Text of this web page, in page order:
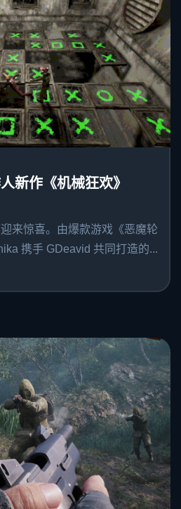
新作《机械狂欢》
来惊喜。由爆款游戏《恶魔轮
携手 GDeavid 共同打造的...